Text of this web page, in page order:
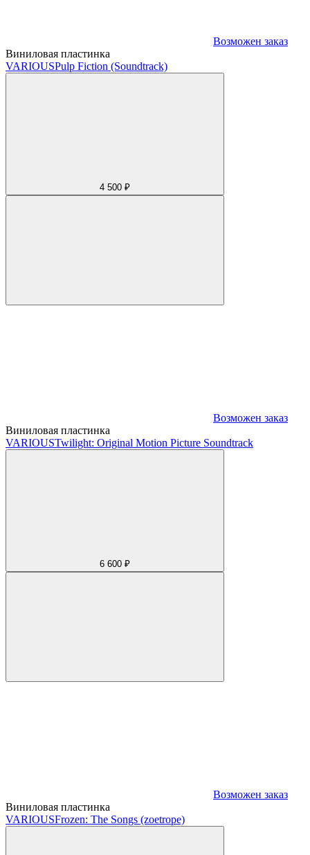
Возможен заказ
Виниловая пластинка
VARIOUSPulp Fiction (Soundtrack)
4 500 ₽
Возможен заказ
Виниловая пластинка
VARIOUSTwilight: Original Motion Picture Soundtrack
6 600 ₽
Возможен заказ
Виниловая пластинка
VARIOUSFrozen: The Songs (zoetrope)